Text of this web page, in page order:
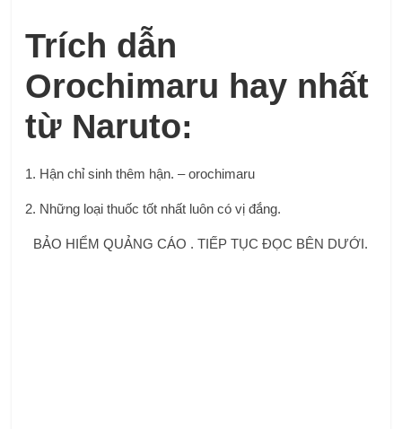
Trích dẫn
Orochimaru hay nhất
từ ​​​​Naruto:
1. Hận chỉ sinh thêm hận. – orochimaru
2. Những loại thuốc tốt nhất luôn có vị đắng.
BẢO HIỂM QUẢNG CÁO . TIẾP TỤC ĐỌC BÊN DƯỚI.